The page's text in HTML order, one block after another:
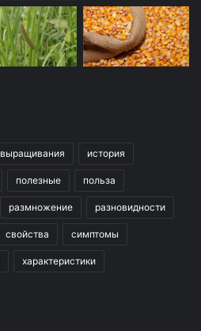
выращивания история
полезные польза
размножение разновидности
свойства симптомы
характеристики